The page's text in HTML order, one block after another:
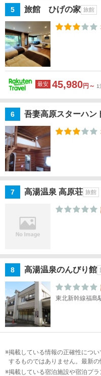
飯
坂
温
泉
伊
達・
川俣
湯
温
泉
土
湯・
二本
松
猪苗
代・
海・
裏磐
梯
会
津・
喜多
東山
温泉
5 旅館 ひげの家 旅館
最安 45,980円～ 1
6 吾妻高原スターハン
7 高湯温泉 高原荘 旅館
8 高湯温泉のんびり館
東北新幹線福島
掲載している情報の正確性につ
するものではありません。最新の
掲載している宿泊施設や宿泊プ